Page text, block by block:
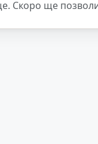
Скоро ще